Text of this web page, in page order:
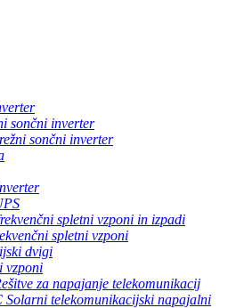
sončni inverter
sončni inverter
spletni vzponi in izpadi
spletni vzponi
dvigi
vzponi
za napajanje telekomunikacij
Solarni telekomunikacijski napajalni